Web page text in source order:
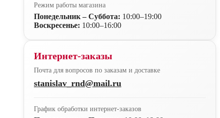
Режим работы магазина
Понедельник – Суббота: 10:00–19:00
Воскресенье: 10:00–16:00
Интернет-заказы
Почта для вопросов по заказам и доставке
stanislav_rnd@mail.ru
График обработки интернет-заказов